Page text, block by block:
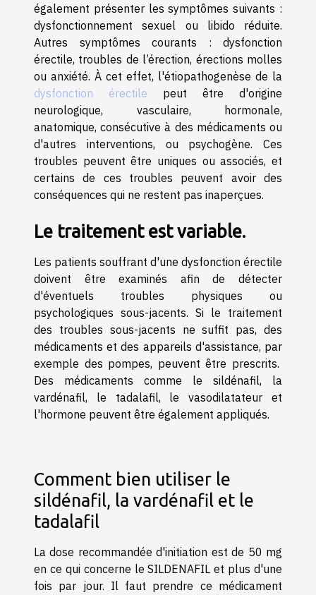
également présenter les symptômes suivants :
dysfonctionnement sexuel ou libido réduite.
Autres symptômes courants : dysfonction
érectile, troubles de l’érection, érections molles
ou anxiété. À cet effet, l'étiopathogenèse de la
dysfonction érectile peut être d'origine
neurologique, vasculaire, hormonale,
anatomique, consécutive à des médicaments ou
d'autres interventions, ou psychogène. Ces
troubles peuvent être uniques ou associés, et
certains de ces troubles peuvent avoir des
conséquences qui ne restent pas inaperçues.
Le traitement est variable.
Les patients souffrant d'une dysfonction érectile
doivent être examinés afin de détecter
d'éventuels troubles physiques ou
psychologiques sous-jacents. Si le traitement
des troubles sous-jacents ne suffit pas, des
médicaments et des appareils d'assistance, par
exemple des pompes, peuvent être prescrits.
Des médicaments comme le sildénafil, la
vardénafil, le tadalafil, le vasodilatateur et
l'hormone peuvent être également appliqués.
Comment bien utiliser le
sildénafil, la vardénafil et le
tadalafil
La dose recommandée d'initiation est de 50 mg
en ce qui concerne le SILDENAFIL et plus d'une
fois par jour. Il faut prendre ce médicament